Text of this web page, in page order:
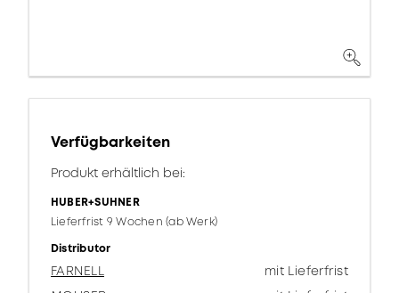
Verfügbarkeiten
Produkt erhältlich bei:
HUBER+SUHNER
Lieferfrist 9 Wochen (ab Werk)
Distributor
FARNELL
mit Lieferfrist